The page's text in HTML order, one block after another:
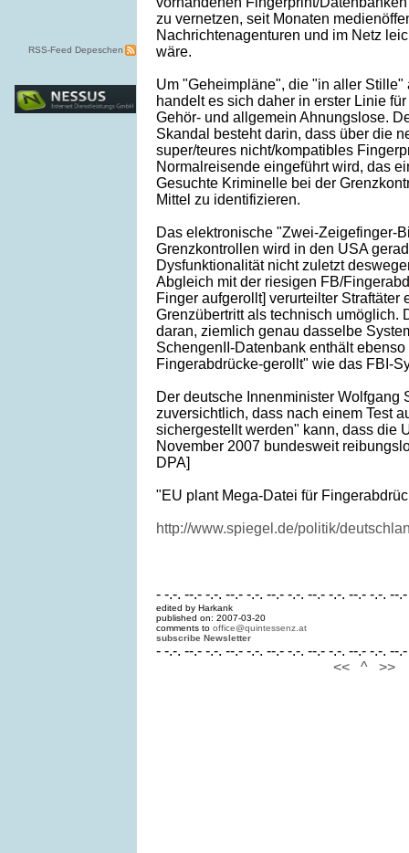
RSS-Feed Depeschen
zu vernetzen, seit Monaten
Nachrichtenagenturen und im Netz
wäre.
Um "Geheimpläne", die "in aller Stille"
handelt es sich daher in erster Linie
Gehör- und allgemein Ahnungslose.
Skandal besteht darin, dass über die
super/teures nicht/kompatibles
Normalreisende eingeführt wird, das
Gesuchte Kriminelle bei der
Mittel zu identifizieren.
Das elektronische "Zwei-Zeigefinger-
Grenzkontrollen wird in den USA
Dysfunktionalität nicht zuletzt
Abgleich mit der riesigen FB/
Finger aufgerollt] verurteilter Straftäter
Grenzübertritt als technisch umöglich.
daran, ziemlich genau dasselbe
SchengenII-Datenbank enthält
Fingerabdrücke-gerollt" wie das FBI-
Der deutsche Innenminister Wolfgang
zuversichtlich, dass nach einem Test
sichergestellt werden" kann, dass die
November 2007 bundesweit
DPA]
"EU plant Mega-Datei für
http://www.spiegel.de/politik/
- -.-. --.- -.-. --.- -.-. --.- -.-. --.- -.-. --.- -.-. --.-
edited by Harkank
published on: 2007-03-20
comments to office@quintessenz.at
subscribe Newsletter
- -.-. --.- -.-. --.- -.-. --.- -.-. --.- -.-. --.- -.-. --.-
<<
^ >>